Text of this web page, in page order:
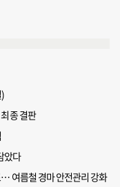
종 결판
았다
여름철 경마 안전관리 강화